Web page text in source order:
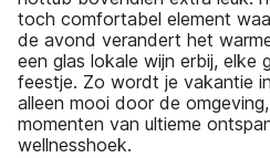
toch comfortabel element
de avond verandert het
een glas lokale wijn erbij, elke
feestje. Zo wordt je vakantie
alleen mooi door de
momenten van ultieme
wellnesshoek.